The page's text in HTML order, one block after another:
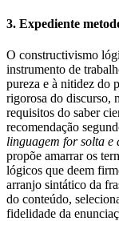
3. Expediente
O constructivismo
instrumento de
pureza e à nitidez do
rigorosa do discurso,
requisitos do saber
recomendação
linguagem for solta e
propõe amarrar os
lógicos que deem
arranjo sintático da
do conteúdo,
fidelidade da